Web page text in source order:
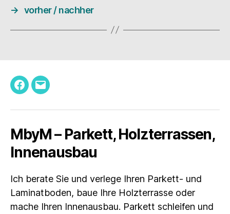
→ vorher / nachher
Facebook
E-
MbyM – Parkett, Holzterrassen,
Innenausbau
Ich berate Sie und verlege Ihren Parkett- und
Laminatboden, baue Ihre Holzterrasse oder
mache Ihren Innenausbau. Parkett schleifen und